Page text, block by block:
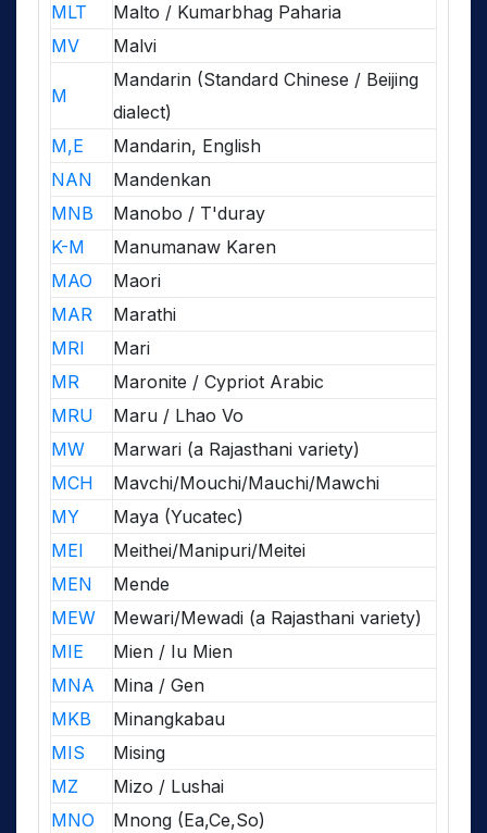
MLT
Malto / Kumarbhag Paharia
MV
Malvi
M
Mandarin (Standard Chinese / Beijing
dialect)
M,E
Mandarin, English
NAN
Mandenkan
MNB
Manobo / T'duray
K-M
Manumanaw Karen
MAO
Maori
MAR
Marathi
MRI
Mari
MR
Maronite / Cypriot Arabic
MRU
Maru / Lhao Vo
MW
Marwari (a Rajasthani variety)
MCH
Mavchi/Mouchi/Mauchi/Mawchi
MY
Maya (Yucatec)
MEI
Meithei/Manipuri/Meitei
MEN
Mende
MEW
Mewari/Mewadi (a Rajasthani variety)
MIE
Mien / Iu Mien
MNA
Mina / Gen
MKB
Minangkabau
MIS
Mising
MZ
Mizo / Lushai
MNO
Mnong (Ea,Ce,So)